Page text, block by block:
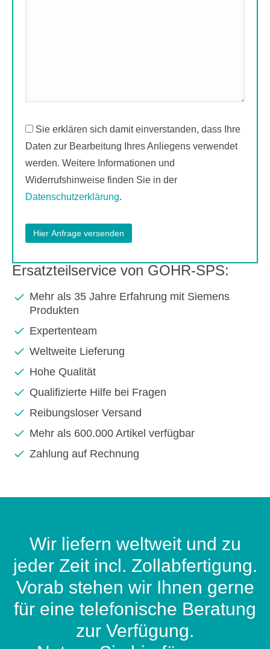
Sie erklären sich damit einverstanden, dass Ihre
Daten zur Bearbeitung Ihres Anliegens verwendet
werden. Weitere Informationen und
Widerrufshinweise finden Sie in der
Datenschutzerklärung.
Ersatzteilservice von GOHR-SPS:
Mehr als 35 Jahre Erfahrung mit Siemens
Produkten
Expertenteam
Weltweite Lieferung
Hohe Qualität
Qualifizierte Hilfe bei Fragen
Reibungsloser Versand
Mehr als 600.000 Artikel verfügbar
Zahlung auf Rechnung
Wir liefern weltweit und zu
jeder Zeit incl. Zollabfertigung.
Vorab stehen wir Ihnen gerne
für eine telefonische Beratung
zur Verfügung.